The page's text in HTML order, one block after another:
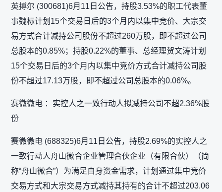
英搏尔 (300681)6月11日公告，持股3.53%的职工代表董
事魏标计划15个交易日后的3个月内以集中竞价、大宗交
易方式合计减持公司股份不超过260万股，即不超过公司
总股本的0.85%；持股0.22%的董事、总经理贺文涛计划
15个交易日后的3个月内以集中竞价方式合计减持公司股
份不超过17.13万股，即不超过公司总股本的0.06%。
赛微微电 ：实控人之一致行动人拟减持公司不超2.36%股
份
赛微微电 (688325)6月11日公告，持股2.69%的实控人之
一致行动人舟山微合企业管理合伙企业（有限合伙）（简
称“舟山微合”）为满足自身资金需求，计划通过集中竞价
交易方式和大宗交易方式减持其持有的合计不超过203.06